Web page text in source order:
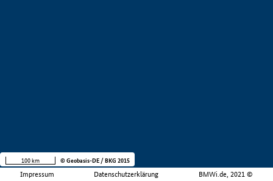
Impressum Datenschutzerklärung BMWi.de, 2021 ©
100 km © Geobasis-DE / BKG 2015